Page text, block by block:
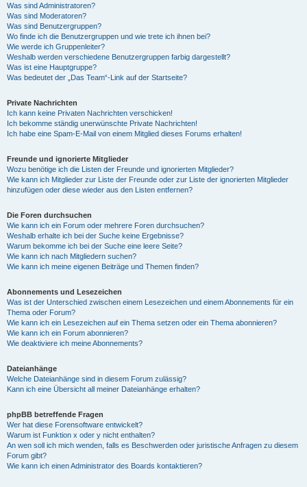
Was sind Administratoren?
Was sind Moderatoren?
Was sind Benutzergruppen?
Wo finde ich die Benutzergruppen und wie trete ich ihnen bei?
Wie werde ich Gruppenleiter?
Weshalb werden verschiedene Benutzergruppen farbig dargestellt?
Was ist eine Hauptgruppe?
Was bedeutet der „Das Team“-Link auf der Startseite?
Private Nachrichten
Ich kann keine Privaten Nachrichten verschicken!
Ich bekomme ständig unerwünschte Private Nachrichten!
Ich habe eine Spam-E-Mail von einem Mitglied dieses Forums erhalten!
Freunde und ignorierte Mitglieder
Wozu benötige ich die Listen der Freunde und ignorierten Mitglieder?
Wie kann ich Mitglieder zur Liste der Freunde oder zur Liste der ignorierten Mitglieder
hinzufügen oder diese wieder aus den Listen entfernen?
Die Foren durchsuchen
Wie kann ich ein Forum oder mehrere Foren durchsuchen?
Weshalb erhalte ich bei der Suche keine Ergebnisse?
Warum bekomme ich bei der Suche eine leere Seite?
Wie kann ich nach Mitgliedern suchen?
Wie kann ich meine eigenen Beiträge und Themen finden?
Abonnements und Lesezeichen
Was ist der Unterschied zwischen einem Lesezeichen und einem Abonnements für ein
Thema oder Forum?
Wie kann ich ein Lesezeichen auf ein Thema setzen oder ein Thema abonnieren?
Wie kann ich ein Forum abonnieren?
Wie deaktiviere ich meine Abonnements?
Dateianhänge
Welche Dateianhänge sind in diesem Forum zulässig?
Kann ich eine Übersicht all meiner Dateianhänge erhalten?
phpBB betreffende Fragen
Wer hat diese Forensoftware entwickelt?
Warum ist Funktion x oder y nicht enthalten?
An wen soll ich mich wenden, falls es Beschwerden oder juristische Anfragen zu diesem
Forum gibt?
Wie kann ich einen Administrator des Boards kontaktieren?